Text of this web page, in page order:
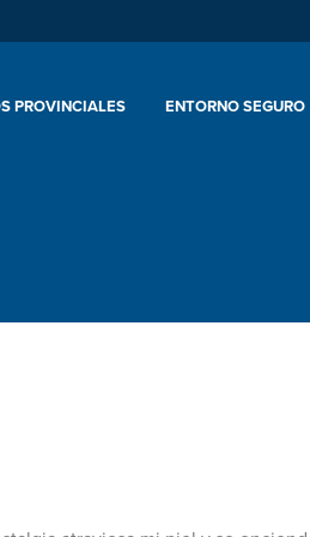
PROVINCIALES ENTORNO SEGURO